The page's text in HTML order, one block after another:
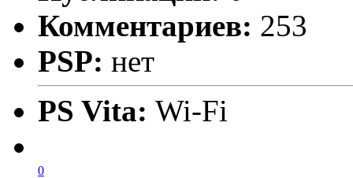
Комментариев: 253
PSP: нет
PS Vita: Wi-Fi
0